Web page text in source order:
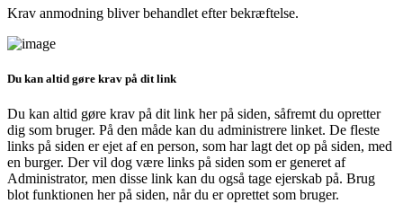
Krav anmodning bliver behandlet efter bekræftelse.
Du kan altid gøre krav på dit link
Du kan altid gøre krav på dit link her på siden, såfremt du opretter
dig som bruger. På den måde kan du administrere linket. De fleste
links på siden er ejet af en person, som har lagt det op på siden, med
en burger. Der vil dog være links på siden som er generet af
Administrator, men disse link kan du også tage ejerskab på. Brug
blot funktionen her på siden, når du er oprettet som bruger.